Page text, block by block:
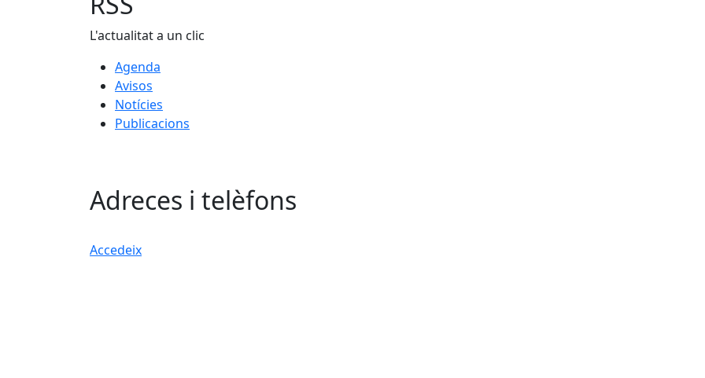
L'actualitat a un clic
Agenda
Avisos
Notícies
Publicacions
Adreces i telèfons
Accedeix